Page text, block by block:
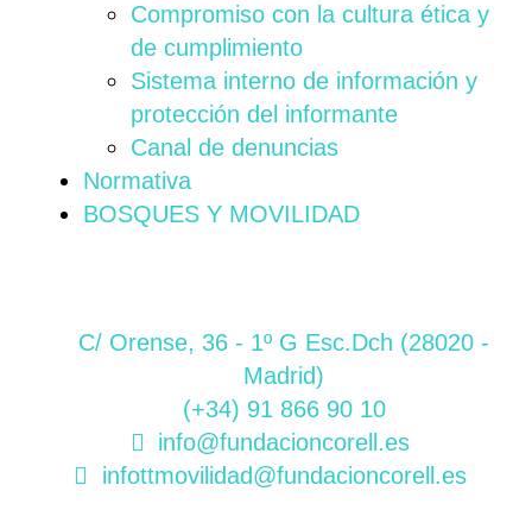
Compromiso con la cultura ética y
de cumplimiento
Sistema interno de información y
protección del informante
Canal de denuncias
Normativa
BOSQUES Y MOVILIDAD
C/ Orense, 36 - 1º G Esc.Dch (28020 -
Madrid)
(+34) 91 866 90 10
info@fundacioncorell.es
infottmovilidad@fundacioncorell.es